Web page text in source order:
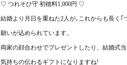
♡ つれそひ守 初穂料1,000円 ♡
結婚より月日を重ねた2人が､これからも長く｢
願いが込められています。
両家の顔合わせでプレゼントしたり、結婚式
気持ちの伝わるギフトになりますね!